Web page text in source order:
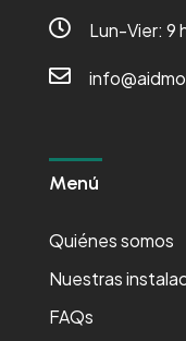

Lun-Vier: 9

Menú
Quiénes somos
Nuestras
FAQs